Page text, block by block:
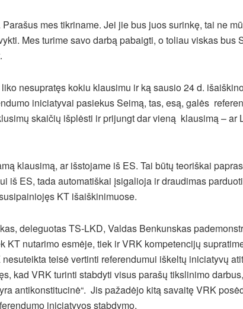
mes tikriname. Jei jie bus juos surinkę, tai ne
Mes turime savo darbą pabaigti, o toliau viskas bus
nesupratęs kokiu klausimu ir ką sausio 24 d.
iniciatyvai pasiekus Seimą, tas, esą, galės
skaičių išplėsti ir prijungt dar vieną klausimą – ar
klausimą, ar išstojame iš ES. Tai būtų teoriškai
iš ES, tada automatiškai įsigalioja ir draudimas
KT išaiškinimuose.
deleguotas TS-LKD, Valdas Benkunskas
KT nutarimo esmėje, tiek ir VRK kompetencijų
teisė vertinti referendumui iškeltų iniciatyvų
kad VRK turinti stabdyti visus parašų tikslinimo
antikonstitucinė“. Jis pažadėjo kitą savaitę VRK
iniciatyvos stabdymo.